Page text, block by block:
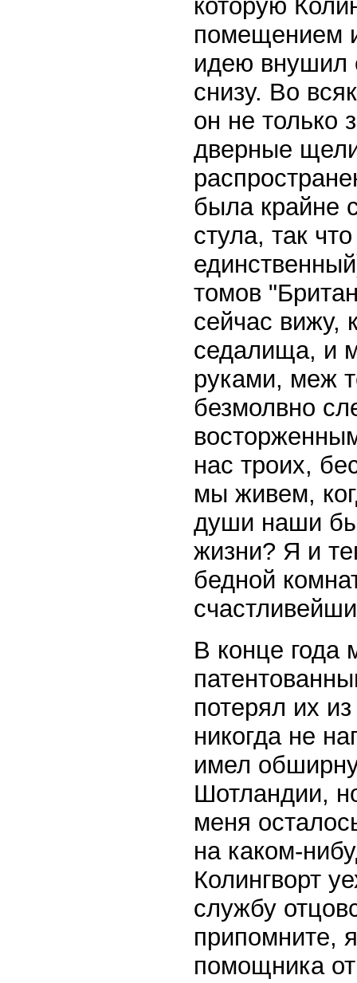
которую
помещением
идею внушил
снизу. Во
он не только
дверные
была крайне
стула, так
томов
сейчас вижу,
седалища, и
руками, меж
безмолвно
нас троих,
мы живем,
души наши
жизни? Я и
бедной
В конце года
потерял их
никогда не
имел
Шотландии,
меня
на каком-
Колингворт
службу
припомните,
помощника